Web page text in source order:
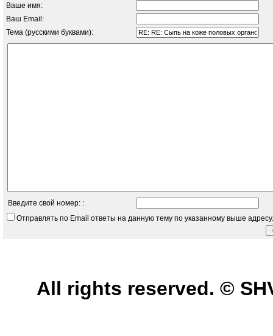
Ваше имя:
Ваш Email:
Тема (русскими буквами):
Введите свой номер: :
Отправлять по Email ответы на данную тему по указанному выше адресу.
All rights reserved. ©